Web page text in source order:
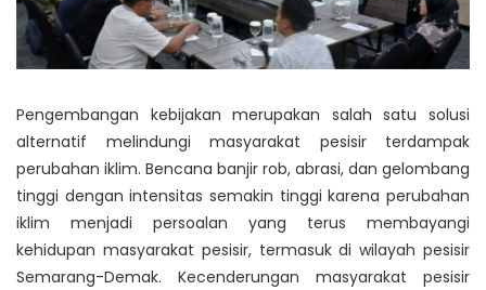
Pengembangan kebijakan merupakan salah satu solusi
alternatif melindungi masyarakat pesisir terdampak
perubahan iklim. Bencana banjir rob, abrasi, dan gelombang
tinggi dengan intensitas semakin tinggi karena perubahan
iklim menjadi persoalan yang terus membayangi
kehidupan masyarakat pesisir, termasuk di wilayah pesisir
Semarang-Demak. Kecenderungan masyarakat pesisir